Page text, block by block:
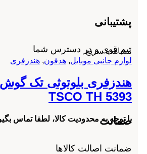
مشاهده سریع
لوازم جانبی موبایل,هدفون,هندزفری
هندزفری بلوتوثی تک گوش
TSCO TH 5393
با توجه به محدودیت کالا، لطفا تماس بگیرید
پشتیبانی
تیم قوی و در دسترس شما
ضمانت
ضمانت اصالت کالاها